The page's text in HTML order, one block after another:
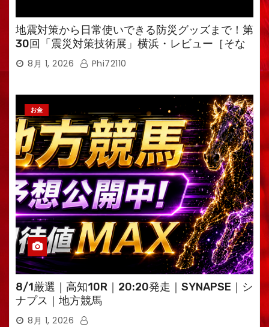
地震対策から日常使いできる防災グッズまで！第
30回「震災対策技術展」横浜・レビュー［そな
えるTV・高荷智也］
8月 1, 2026 Phi72110
お金
8/1厳選｜高知10R｜20:20発走｜SYNAPSE｜シ
ナプス｜地方競馬
8月 1, 2026